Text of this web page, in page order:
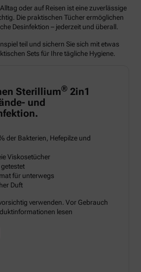
oder auf Reisen ist eine zuverlässige
Die praktischen Tücher ermöglichen
Desinfektion – jederzeit und überall.
teil und sichern Sie sich mit etwas
Sets für Ihre tägliche Hygiene.
Sterillium® 2in1
und
der Bakterien, Hefepilze und
Viskosetücher
für unterwegs
Duft
verwenden. Vor Gebrauch
lesen